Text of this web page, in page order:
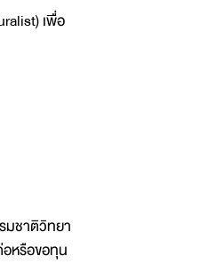
เพื่อ
มชาติวิทยา
หรือขอทุน